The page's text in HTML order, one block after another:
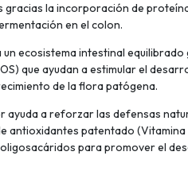
gracias la incorporación de
en el colon.
ecosistema intestinal equilibrado
que ayudan a estimular el
de la flora patógena.
ayuda a reforzar las defensas
antioxidantes patentado (Vitamina
para promover el